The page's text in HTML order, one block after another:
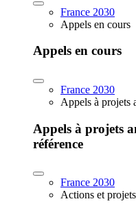
France 2030
Appels en cours
Appels en cours
France 2030
Appels à projets
Appels à projets
référence
France 2030
Actions et